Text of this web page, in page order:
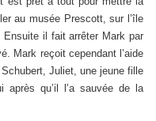
au musée Prescott, sur l’île
il fait arrêter Mark par
Mark reçoit cependant l’aide
Juliet, une jeune fille
après qu’il l’a sauvée de la